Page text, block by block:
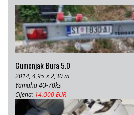
Gumenjak Bura 5.0
2014, 4,95 x 2,30 m
Yamaha 40-70ks
Cijena: 14.000 EUR